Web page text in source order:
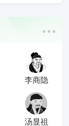
李商隐
汤显祖